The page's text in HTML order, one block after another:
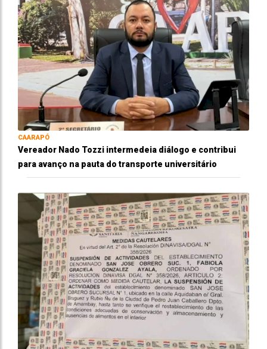
CAARAPÓ
Vereador Nado Tozzi intermedeia diálogo e contribui
para avanço na pauta do transporte universitário